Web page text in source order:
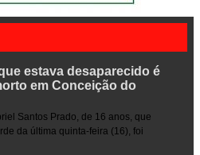
estava desaparecido é
em Conceição do
Santos Prado, de 16 anos, que
da última quinta-feira (16), foi